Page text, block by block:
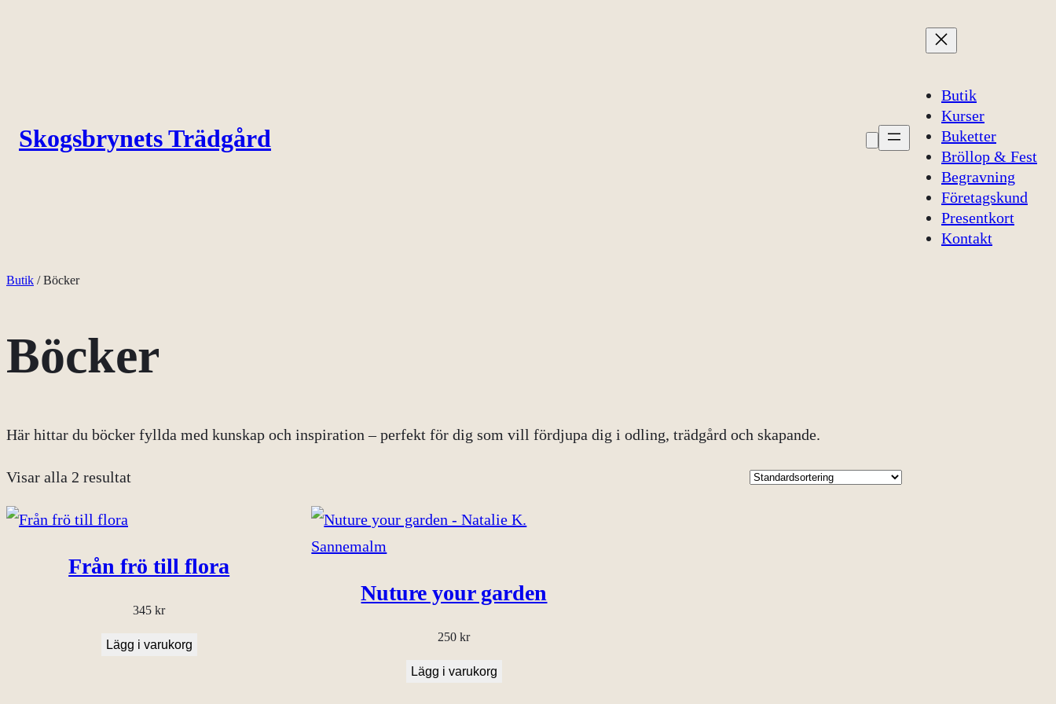
Skogsbrynets Trädgård
Butik
Kurser
Buketter
Bröllop & Fest
Begravning
Företagskund
Presentkort
Kontakt
Butik / Böcker
Böcker
Här hittar du böcker fyllda med kunskap och inspiration – perfekt för dig som vill fördjupa dig i odling, trädgård och skapande.
Visar alla 2 resultat
Från frö till flora
345kr
Lägg i varukorg
Nuture your garden
250kr
Lägg i varukorg